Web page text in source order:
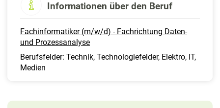
Informationen über den Beruf
Fachinformatiker (m/w/d) - Fachrichtung Daten-
und Prozessanalyse
Berufsfelder: Technik, Technologiefelder, Elektro, IT,
Medien